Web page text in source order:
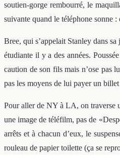
soutien-gorge rembourré, le
suivante quand le téléphone sonne
Bree, qui s’appelait Stanley dans
étudiante il y a des années.
caution de son fils mais n’ose pas
pas les moyens de lui payer un
Pour aller de NY à LA, on traverse
une image de téléfilm, pas de
arrêts et à chacun d’eux, le
rouleau de papier toilette (ça se